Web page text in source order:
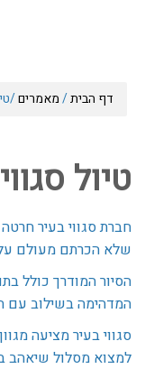
סיורים נוספים
אודותינו
צור קשר
דף הבית/מאמרים/
טיול
חברת סגווי בעיר
שלא הכרתם מעולם על
המדהימה בשילוב עם
סגווי בעיר מציעה
למצוא מסלול שיאהב